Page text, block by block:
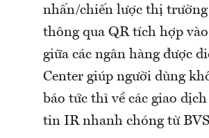
nhấn/chiến lược thị trường
thông qua QR tích hợp
giữa các ngân hàng được
Center giúp người dùng
báo tức thì về các giao
tin IR nhanh chóng từ